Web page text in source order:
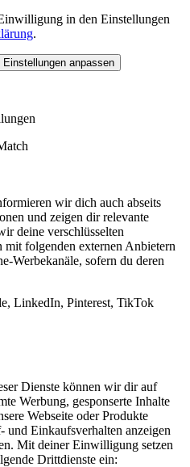
in den Einstellungen
.
Einstellungen anpassen
wir dich auch abseits
und zeigen dir relevante
deine verschlüsselten
mit folgenden externen Anbietern
Werbekanäle, sofern du deren
LinkedIn, Pinterest, TikTok
Dienste können wir dir auf
Werbung, gesponserte Inhalte
Webseite oder Produkte
und Einkaufsverhalten anzeigen
Mit deiner Einwilligung setzen
Drittdienste ein: